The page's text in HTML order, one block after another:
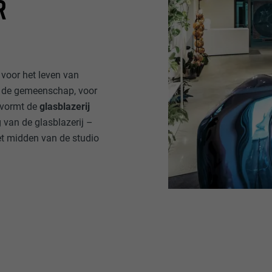
het leven van
gemeenschap, voor
deglasblazerij
van de glasblazerij –
midden van de studio